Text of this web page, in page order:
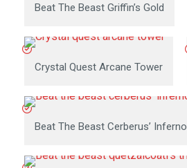
Beat The Beast Griffin’s Gold
Crystal Quest Arcane Tower
Beat The Beast Cerberus’ Inferno